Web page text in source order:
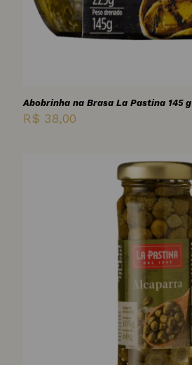
Abobrinha na Brasa La Pastina 145 g
R$ 38,00